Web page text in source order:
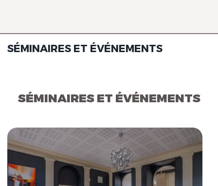
SÉMINAIRES ET ÉVÉNEMENTS
SÉMINAIRES ET ÉVÉNEMENTS